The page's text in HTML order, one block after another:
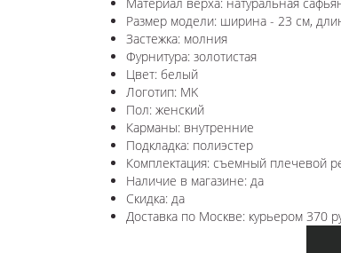
Размер модели: ширина - 23 см,
Застежка: молния
Фурнитура: золотистая
Цвет: белый
Логотип: MK
Пол: женский
Карманы: внутренние
Подкладка: полиэстер
Комплектация: съемный плечевой
Наличие в магазине: да
Скидка: да
Доставка по Москве: курьером 370